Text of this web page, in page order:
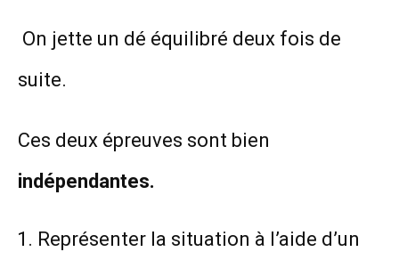
On jette un dé équilibré deux fois de
suite.
Ces deux épreuves sont bien
indépendantes.
Représenter la situation à l’aide d’un